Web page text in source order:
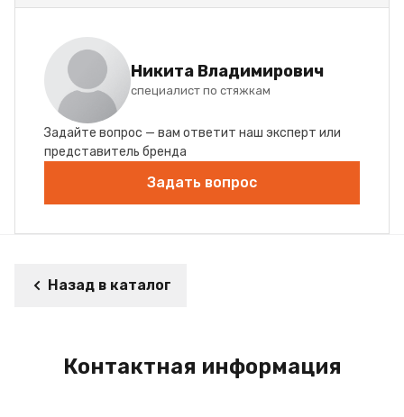
Никита Владимирович
специалист по стяжкам
Задайте вопрос — вам ответит наш эксперт или
представитель бренда
Задать вопрос
Назад в каталог
Контактная информация